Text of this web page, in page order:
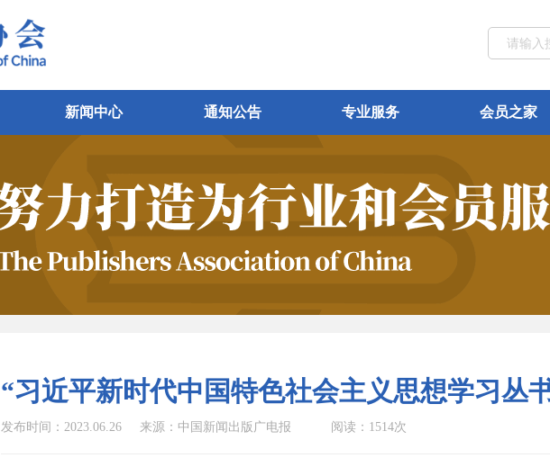
新闻中心 通知公告 专业服务 会员之家
“习近平新时代中国特色社会主义思想学习丛
发布时间：2023.06.26 来源：中国新闻出版广电报 阅读：1514次